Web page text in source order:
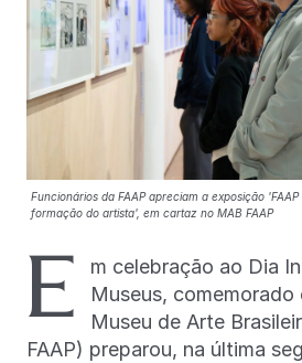
Funcionários da FAAP apreciam a exposição
formação do artista', em cartaz no MAB FAAP
E
m celebração ao Dia
Museus, comemorado
Museu de Arte
FAAP) preparou, na última